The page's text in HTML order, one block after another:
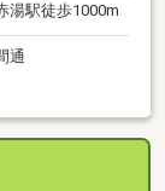
湯駅徒歩1000m
通